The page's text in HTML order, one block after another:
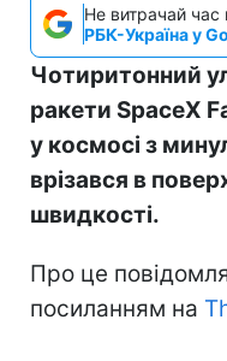
Не витрачай час
РБК-Україна у
Чотиритонний
ракети SpaceX
у космосі з
врізався в
швидкості.
Про це
посиланням на